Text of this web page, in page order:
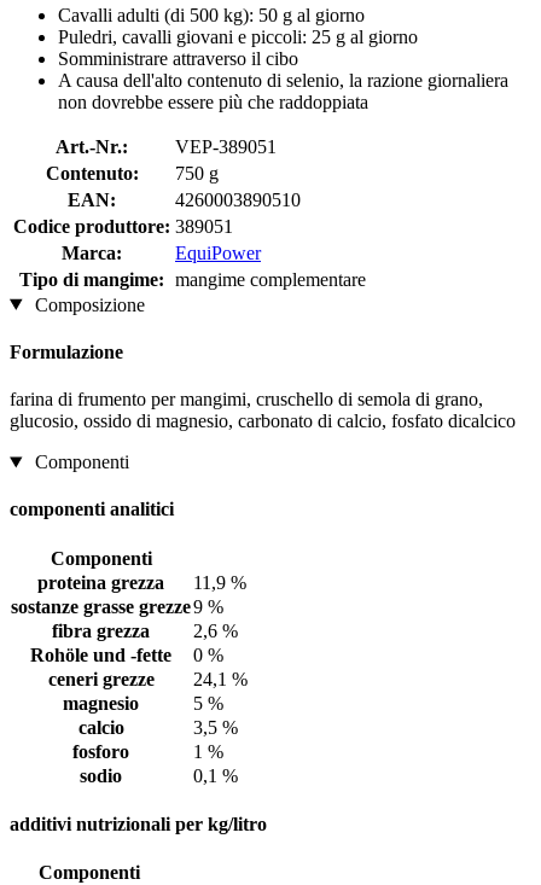
Cavalli adulti (di 500 kg): 50 g al giorno
Puledri, cavalli giovani e piccoli: 25 g al giorno
Somministrare attraverso il cibo
A causa dell'alto contenuto di selenio, la razione giornaliera
non dovrebbe essere più che raddoppiata
Art.-Nr.:
VEP-389051
Contenuto:
750 g
EAN:
4260003890510
Codice produttore: 389051
Marca:
EquiPower
Tipo di mangime: mangime complementare
Composizione
Formulazione
farina di frumento per mangimi, cruschello di semola di grano,
glucosio, ossido di magnesio, carbonato di calcio, fosfato dicalcico
Componenti
componenti analitici
Componenti
proteina grezza
11,9 %
sostanze grasse grezze9 %
fibra grezza
2,6 %
Rohöle und -fette
0 %
ceneri grezze
24,1 %
magnesio
5 %
calcio
3,5 %
fosforo
1 %
sodio
0,1 %
additivi nutrizionali per kg/litro
Componenti